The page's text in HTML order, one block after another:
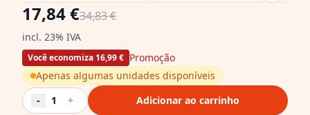
17,84 €34,83 €
incl. 23% IVA
Você economiza 16,99 € Promoção
Apenas algumas unidades disponíveis
-
1 + Adicionar ao carrinho